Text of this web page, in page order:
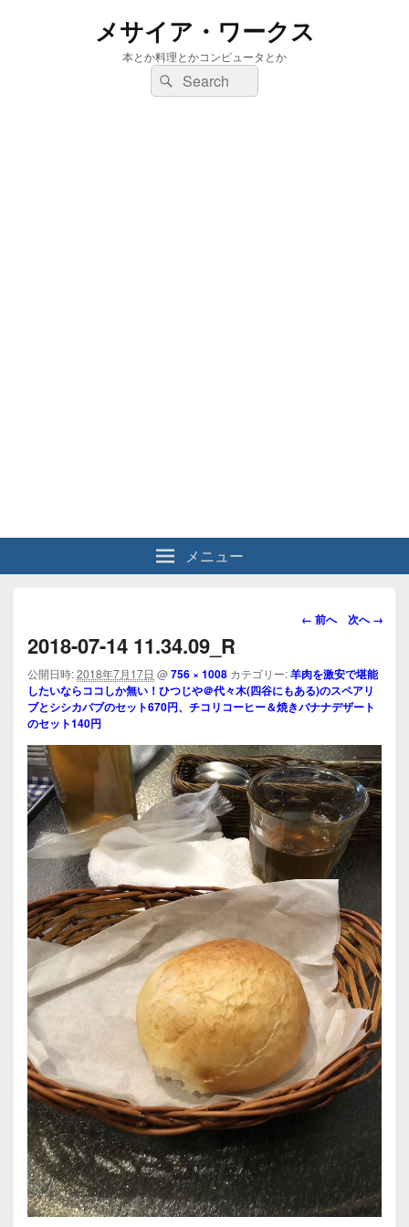
メサイア・ワークス
本とか料理とかコンピュータとか
検
索:
検
索
メニュー
画
ビ
ゲ
ー
ョ
ン
← 前へ 次へ →
2018-07-14 11.34.09_R
公開日時:2018年7月17日 @756 × 1008 カテゴリー:羊肉を激安で堪能
したいならココしか無い！ひつじや＠代々木(四谷にもある)のスペアリ
ブとシシカバブのセット670円、チコリコーヒー＆焼きバナナデザート
のセット140円